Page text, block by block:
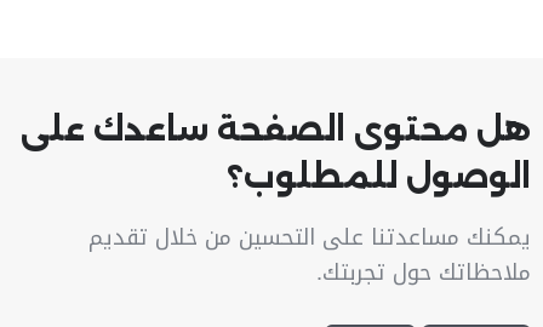
هل محتوى الصفحة ساعدك على
الوصول للمطلوب؟
يمكنك مساعدتنا على التحسين من خلال تقديم
ملاحظاتك حول تجربتك.